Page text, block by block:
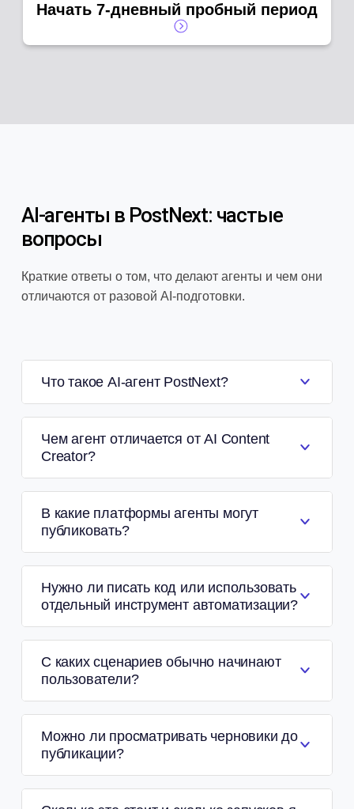
Начать 7-дневный пробный период
AI-агенты в PostNext: частые
вопросы
Краткие ответы о том, что делают агенты и чем они
отличаются от разовой AI-подготовки.
Что такое AI-агент PostNext?
Чем агент отличается от AI Content
Creator?
В какие платформы агенты могут
публиковать?
Нужно ли писать код или использовать
отдельный инструмент автоматизации?
С каких сценариев обычно начинают
пользователи?
Можно ли просматривать черновики до
публикации?